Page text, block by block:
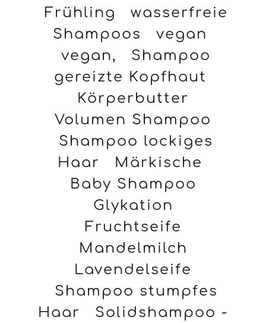
Frühling
wasserfreie
Shampoos
vegan
vegan,
Shampoo
gereizte Kopfhaut
Körperbutter
Volumen Shampoo
Shampoo lockiges
Haar
Märkische
Baby Shampoo
Glykation
Fruchtseife
Mandelmilch
Lavendelseife
Shampoo stumpfes
Haar
Solidshampoo -